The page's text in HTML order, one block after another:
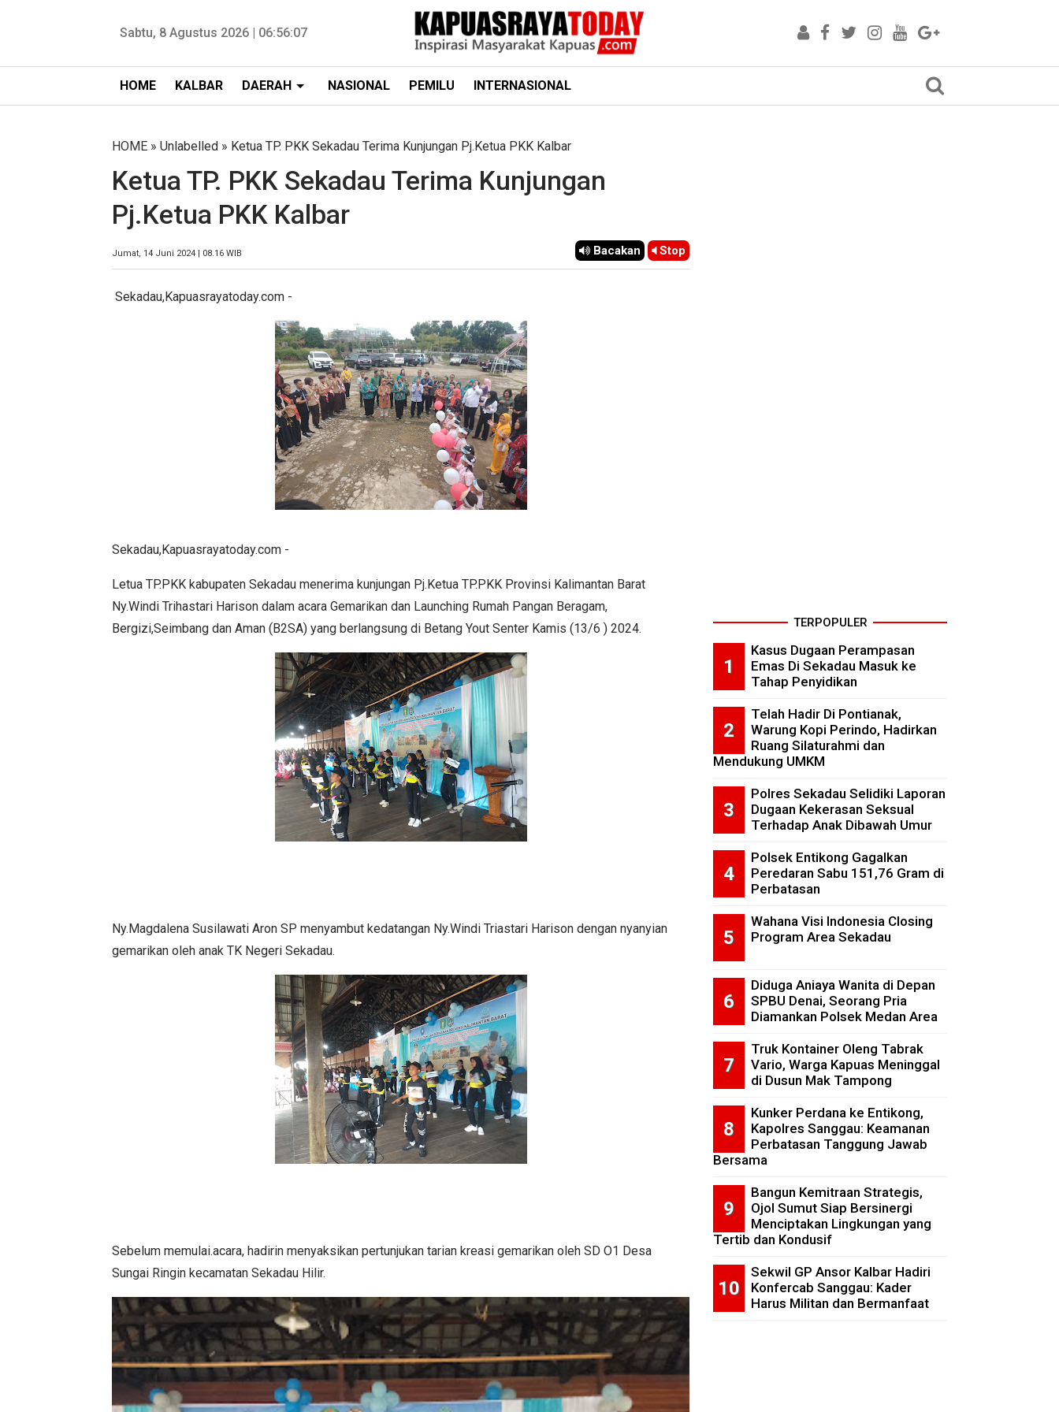
Sabtu, 8 Agustus 2026 | 06:56:09
HOME KALBAR DAERAH NASIONAL PEMILU INTERNASIONAL
HOME » Unlabelled » Ketua TP. PKK Sekadau Terima Kunjungan Pj.Ketua PKK Kalbar
Ketua TP. PKK Sekadau Terima Kunjungan
Pj.Ketua PKK Kalbar
Jumat, 14 Juni 2024 | 08.16 WIB Bacakan Stop
Sekadau,Kapuasrayatoday.com -
Sekadau,Kapuasrayatoday.com -
Letua TP.PKK kabupaten Sekadau menerima kunjungan Pj.Ketua TP.PKK Provinsi Kalimantan Barat
Ny.Windi Trihastari Harison dalam acara Gemarikan dan Launching Rumah Pangan Beragam,
Bergizi,Seimbang dan Aman (B2SA) yang berlangsung di Betang Yout Senter Kamis (13/6 ) 2024.
Ny.Magdalena Susilawati Aron SP menyambut kedatangan Ny.Windi Triastari Harison dengan nyanyian
gemarikan oleh anak TK Negeri Sekadau.
Sebelum memulai.acara, hadirin menyaksikan pertunjukan tarian kreasi gemarikan oleh SD O1 Desa
Sungai Ringin kecamatan Sekadau Hilir.
TERPOPULER
Kasus Dugaan Perampasan
Emas Di Sekadau Masuk ke
Tahap Penyidikan
Telah Hadir Di Pontianak,
Warung Kopi Perindo, Hadirkan
Ruang Silaturahmi dan
Mendukung UMKM
Polres Sekadau Selidiki Laporan
Dugaan Kekerasan Seksual
Terhadap Anak Dibawah Umur
Polsek Entikong Gagalkan
Peredaran Sabu 151,76 Gram di
Perbatasan
Wahana Visi Indonesia Closing
Program Area Sekadau
Diduga Aniaya Wanita di Depan
SPBU Denai, Seorang Pria
Diamankan Polsek Medan Area
Truk Kontainer Oleng Tabrak
Vario, Warga Kapuas Meninggal
di Dusun Mak Tampong
Kunker Perdana ke Entikong,
Kapolres Sanggau: Keamanan
Perbatasan Tanggung Jawab
Bersama
Bangun Kemitraan Strategis,
Ojol Sumut Siap Bersinergi
Menciptakan Lingkungan yang
Tertib dan Kondusif
Sekwil GP Ansor Kalbar Hadiri
Konfercab Sanggau: Kader
Harus Militan dan Bermanfaat